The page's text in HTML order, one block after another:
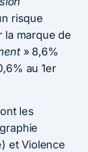
risque
la marque de
» 8,6%
au 1er
les
et Violence